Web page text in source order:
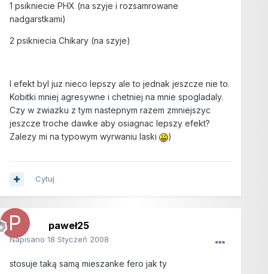
1 psikniecie PHX (na szyje i rozsamrowane
nadgarstkami)
2 psikniecia Chikary (na szyje)
I efekt byl juz nieco lepszy ale to jednak jeszcze nie to.
Kobitki mniej agresywne i chetniej na mnie spogladaly.
Czy w zwiazku z tym nastepnym razem zmniejszyc
jeszcze troche dawke aby osiagnac lepszy efekt?
Zalezy mi na typowym wyrwaniu laski
)
Cytuj
paweł25
Napisano 18 Styczeń 2008
stosuje taką samą mieszanke fero jak ty